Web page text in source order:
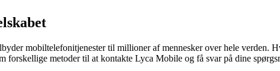
mobiltelefonitjenester til millioner af mennesker over hele verden.
metoder til at kontakte Lyca Mobile og få svar på dine